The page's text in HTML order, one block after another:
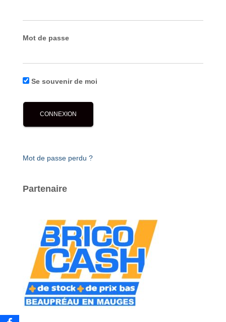
Mot de passe
Se souvenir de moi
Mot de passe perdu ?
Partenaire